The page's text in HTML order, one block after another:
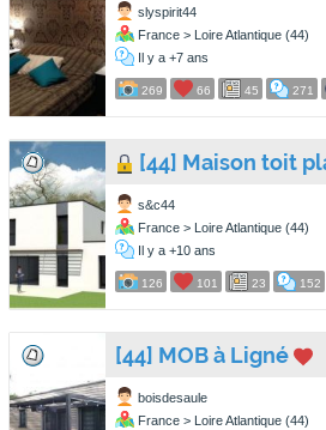
slyspirit44
France > Loire Atlantique (44)
Il y a +7 ans
269 66 45 271
[44] Maison toit
s&c44
France > Loire Atlantique (44)
Il y a +10 ans
126 101 23 152
[44] MOB à Ligné
boisdesaule
France > Loire Atlantique (44)